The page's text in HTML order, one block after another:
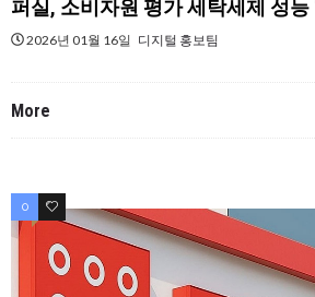
퍼실, 소비자원 평가 세탁세제 성능
2026년 01월 16일 디지털 홍보팀
More
0 0